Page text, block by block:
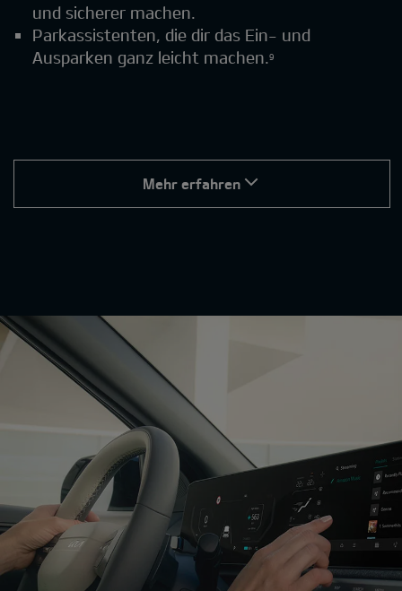
und sicherer machen.
Parkassistenten, die dir das Ein- und
Ausparken ganz leicht machen.9
Mehr erfahren